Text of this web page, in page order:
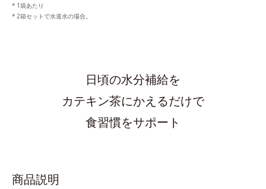
1袋あたり
2箱セットで水道水の場合。
日頃の水分補給を
カテキン茶にかえるだけで
食習慣をサポート
商品説明